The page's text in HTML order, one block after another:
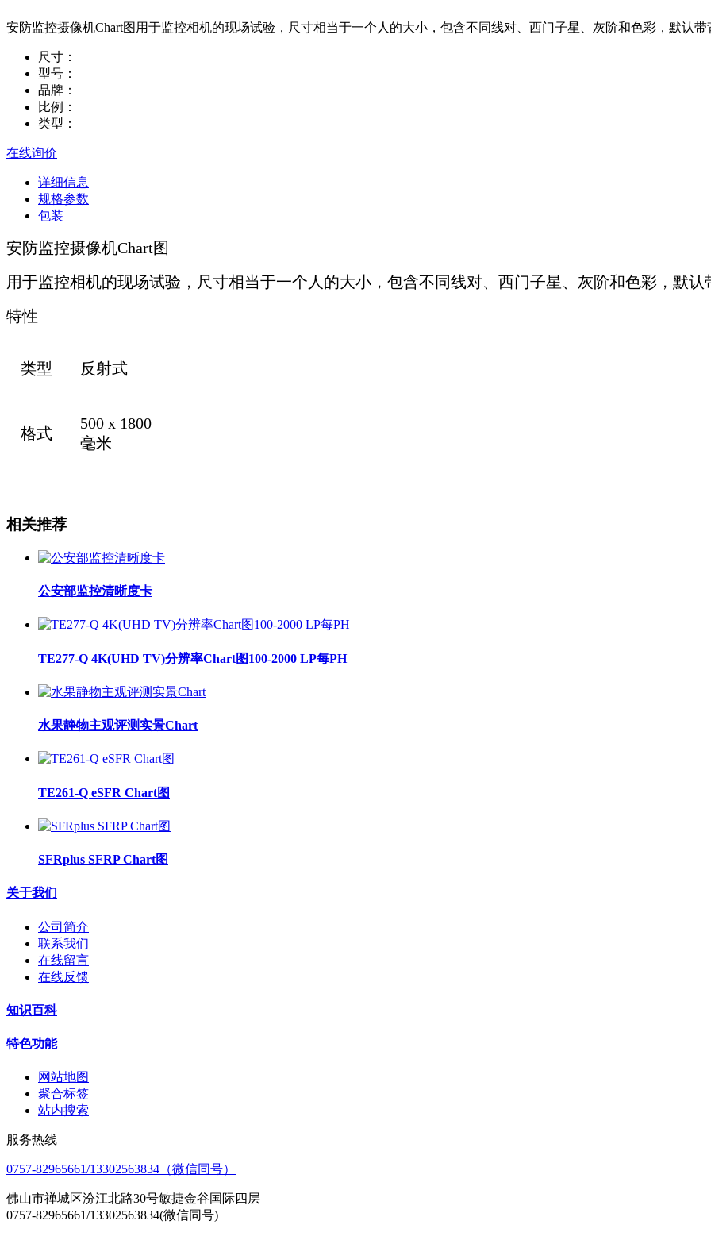
安防监控摄像机Chart图用于监控相机的现场试验，尺寸相当于一个人的大小，包含不同线对、西门子星、灰阶和色彩，默认
尺寸：
型号：
品牌：
比例：
类型：
在线询价
详细信息
规格参数
包装
安防监控摄像机Chart图
用于监控相机的现场试验，尺寸相当于一个人的大小，包含不同线对、西门子星、灰阶和色彩，默认
特性
类型 反射式
格式
500 x 1800
毫米
相关推荐
公安部监控清晰度卡
TE277-Q 4K(UHD TV)分辨率Chart图100-2000 LP每PH
水果静物主观评测实景Chart
TE261-Q eSFR Chart图
SFRplus SFRP Chart图
关于我们
公司简介
联系我们
在线留言
在线反馈
知识百科
特色功能
网站地图
聚合标签
站内搜索
服务热线
0757-82965661/13302563834（微信同号）
佛山市禅城区汾江北路30号敏捷金谷国际四层
0757-82965661/13302563834(微信同号)